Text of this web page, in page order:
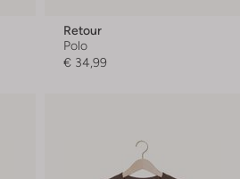
Retour
Polo
€ 34,99